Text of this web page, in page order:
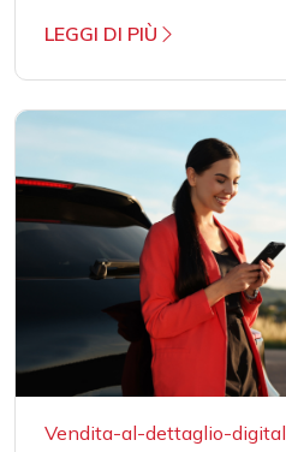
LEGGI DI PIÙ
Vendita-al-dettaglio-